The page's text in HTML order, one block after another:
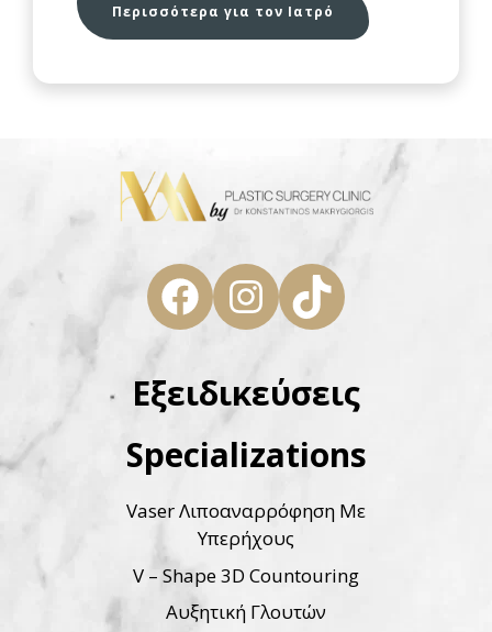
Περισσότερα για τον Ιατρό
FacebookInstagram
TikTok
Εξειδικεύσεις
Specializations
Vaser Λιποαναρρόφηση Με
Υπερήχους
V – Shape 3D Countouring
Αυξητική Γλουτών